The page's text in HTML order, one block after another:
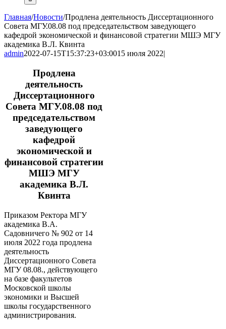
Главная/Новости/Продлена деятельность Диссертационного
Совета МГУ.08.08 под председательством заведующего
кафедрой экономической и финансовой стратегии МШЭ МГУ
академика В.Л. Квинта
admin2022-07-15T15:37:23+03:0015 июля 2022|
Продлена
деятельность
Диссертационного
Совета МГУ.08.08 под
председательством
заведующего
кафедрой
экономической и
финансовой стратегии
МШЭ МГУ
академика В.Л.
Квинта
Приказом Ректора МГУ
академика В.А.
Садовничего № 902 от 14
июля 2022 года продлена
деятельность
Диссертационного Совета
МГУ 08.08., действующего
на базе факультетов
Московской школы
экономики и Высшей
школы государственного
администрирования.